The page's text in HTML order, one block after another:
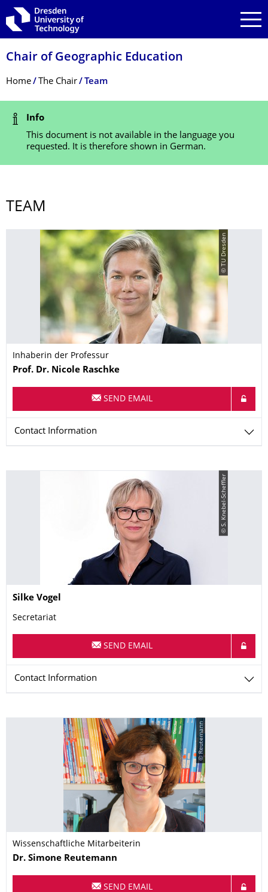
Skip to main navigation
Skip to search
Skip to content
Chair of Geographic Education
Breadcrumb Menu
Home The Chair Team
Status Message
Info
This document is not available in the language you
requested. It is therefore shown in German.
TEAM
© TU Dresden
Inhaberin der Professur
Name
Prof. Dr. Nicole Raschke
SEND EMAIL
Contact Information
© S. Knebel-Scheffler
Name
Silke Vogel
Secretariat
SEND EMAIL
Contact Information
© Reutemann
Wissenschaftliche Mitarbeiterin
Name
Dr. Simone Reutemann
SEND EMAIL